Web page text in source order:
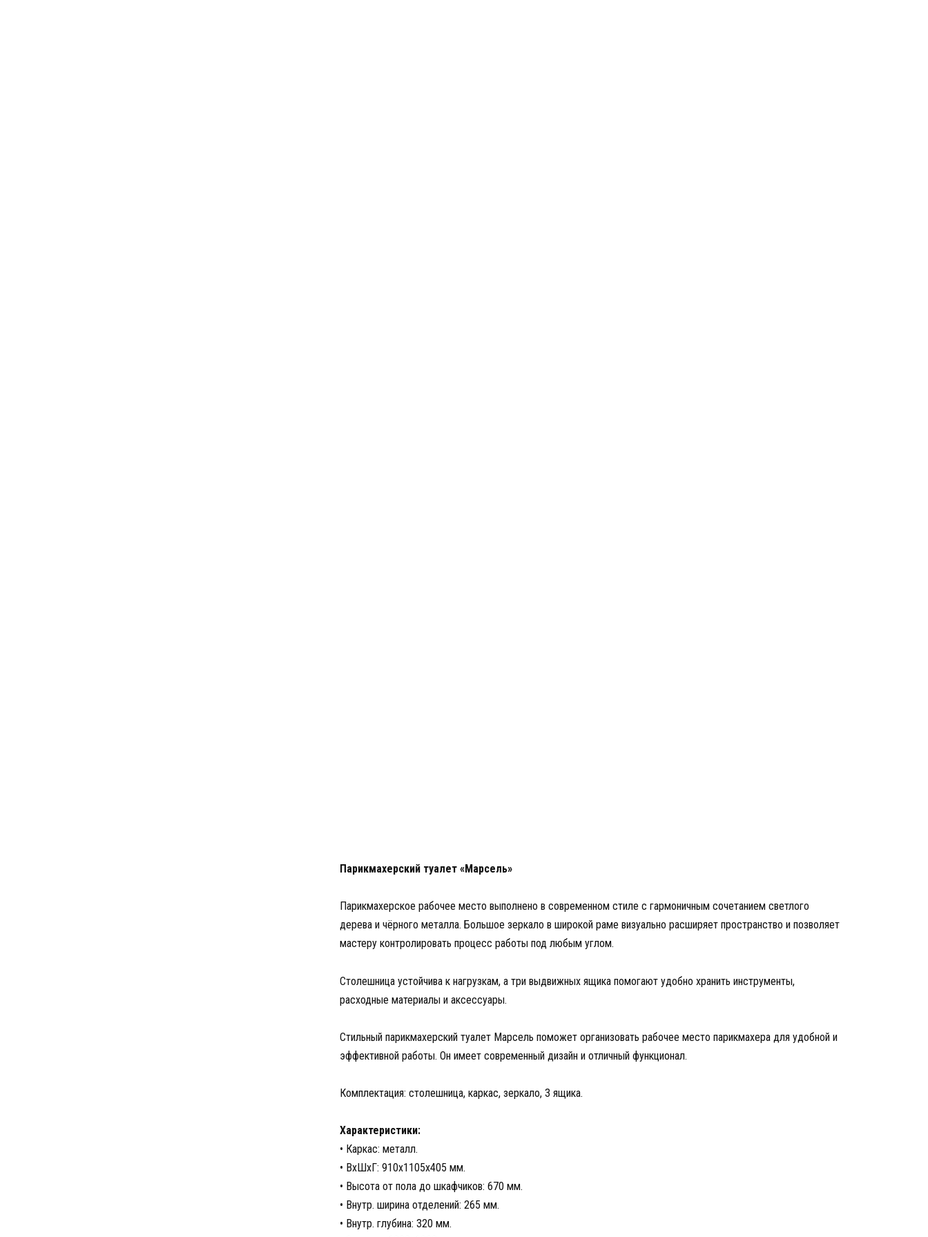
Парикмахерский туалет «Марсель»
Парикмахерское рабочее место выполнено в современном стиле с гармоничным сочетанием светлого
дерева и чёрного металла. Большое зеркало в широкой раме визуально расширяет пространство и позволяет
мастеру контролировать процесс работы под любым углом.
Столешница устойчива к нагрузкам, а три выдвижных ящика помогают удобно хранить инструменты,
расходные материалы и аксессуары.
Стильный парикмахерский туалет Марсель поможет организовать рабочее место парикмахера для удобной и
эффективной работы. Он имеет современный дизайн и отличный функционал.
Комплектация: столешница, каркас, зеркало, 3 ящика.
Характеристики:
• Каркас: металл.
• ВхШхГ: 910х1105х405 мм.
• Высота от пола до шкафчиков: 670 мм.
• Внутр. ширина отделений: 265 мм.
• Внутр. глубина: 320 мм.